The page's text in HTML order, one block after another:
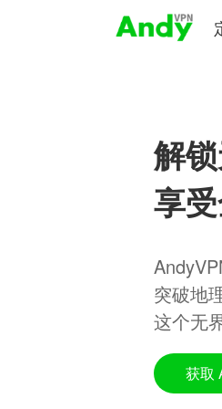
解
享
突破地
这个无
获取